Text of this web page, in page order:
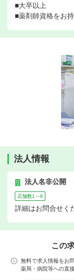
■大卒以上
■薬剤師資格をお
法人情報
法人名非公開
店舗数1～9
詳細はお問合せく
この
無料で求人情報をお
薬局・病院等への直